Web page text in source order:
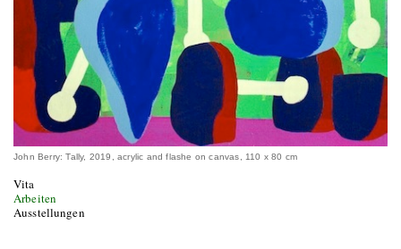
John Berry: Tally, 2019, acrylic and flashe on canvas, 110 x 80 cm
Vita
Arbeiten
Ausstellungen